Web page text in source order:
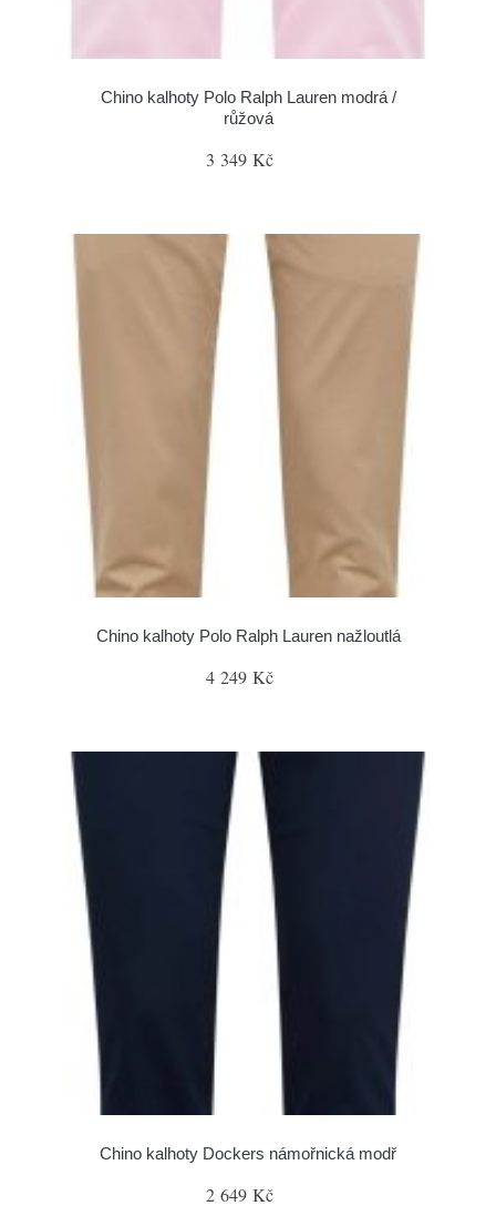
Chino kalhoty Polo Ralph Lauren modrá /
růžová
3 349 Kč
Chino kalhoty Polo Ralph Lauren nažloutlá
4 249 Kč
Chino kalhoty Dockers námořnická modř
2 649 Kč